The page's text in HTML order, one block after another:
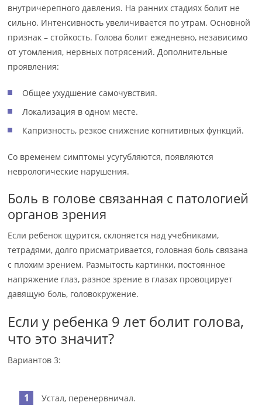
внутричерепного давления. На ранних стадиях болит не
сильно. Интенсивность увеличивается по утрам. Основной
признак – стойкость. Голова болит ежедневно, независимо
от утомления, нервных потрясений. Дополнительные
проявления:
Общее ухудшение самочувствия.
Локализация в одном месте.
Капризность, резкое снижение когнитивных функций.
Со временем симптомы усугубляются, появляются
неврологические нарушения.
Боль в голове связанная с патологией
органов зрения
Если ребенок щурится, склоняется над учебниками,
тетрадями, долго присматривается, головная боль связана
с плохим зрением. Размытость картинки, постоянное
напряжение глаз, разное зрение в глазах провоцирует
давящую боль, головокружение.
Если у ребенка 9 лет болит голова,
что это значит?
Вариантов 3:
Устал, перенервничал.